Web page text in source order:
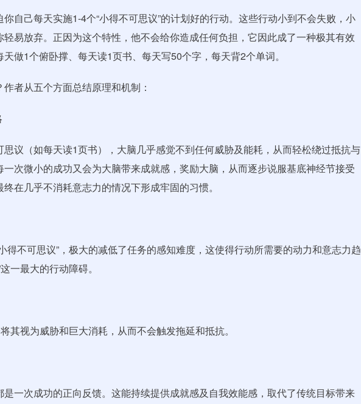
自己每天实施1-4个“小得不可思议”的计划好的行动。这些行动小到不会失败，小
易放弃。正因为这个特性，他不会给你造成任何负担，它因此成了一种极其有效
做1个俯卧撑、每天读1页书、每天写50个字，每天背2个单词。
者从五个方面总结原理和机制：
议（如每天读1页书），大脑几乎感觉不到任何威胁及能耗，从而轻松绕过抵抗与
次微小的成功又会为大脑带来成就感，奖励大脑，从而逐步说服基底神经节接受
在几乎不消耗意志力的情况下形成牢固的习惯。
得不可思议”，极大的减低了任务的感知难度，这使得行动所需要的动力和意志力趋
一最大的行动障碍。
其视为威胁和巨大消耗，从而不会触发拖延和抵抗。
一次成功的正向反馈。这能持续提供成就感及自我效能感，取代了传统目标带来